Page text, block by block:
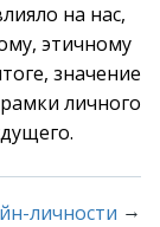
на нас,
этичному
значение
личного
личности →